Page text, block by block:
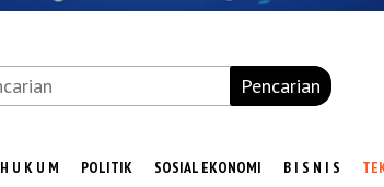
Pencarian
H U K U M POLITIK SOSIAL EKONOMI B I S N I S